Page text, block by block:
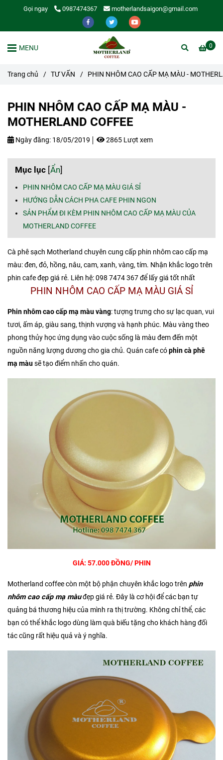
Gọi ngay 0987474367 motherlandsaigon@gmail.com
0
MENU
Trang chủ / TƯ VẤN / PHIN NHÔM CAO CẤP MẠ MÀU -
PHIN NHÔM CAO CẤP MẠ MÀU -
MOTHERLAND COFFEE
Ngày đăng: 18/05/2019 2865 Lượt xem
Mục lục [Ẩn]
PHIN NHÔM CAO CẤP MẠ MÀU GIÁ SỈ
HƯỚNG DẪN CÁCH PHA CAFE PHIN NGON
SẢN PHẨM ĐI KÈM PHIN NHÔM CAO CẤP MẠ MÀU CỦA
MOTHERLAND COFFEE
Cà phê sạch Motherland chuyên cung cấp phin nhôm cao cấp mạ
màu: đen, đỏ, hồng, nâu, cam, xanh, vàng, tím. Nhận khắc logo trên
phin cafe đẹp giá rẻ. Liên hệ: 098 7474 367 để lấy giá tốt nhất
PHIN NHÔM CAO CẤP MẠ MÀU GIÁ SỈ
Phin nhôm cao cấp mạ màu vàng: tượng trưng cho sự lạc quan, vui
tươi, ấm áp, giàu sang, thịnh vượng và hạnh phúc. Màu vàng theo
phong thủy học ứng dụng vào cuộc sống là màu đem đến một
nguồn năng lượng dương cho gia chủ. Quán cafe cóphincà phê
mạ màusẽ tạo điểm nhấn cho quán.
GIÁ: 57.000 ĐỒNG/ PHIN
Motherland coffee còn một bộ phận chuyên khắc logo trên phin
nhôm cao cấp mạ màuđẹp giá rẻ. Đây là cơ hội để các bạn tự
quảng bá thương hiệu của mình ra thị trường. Không chỉ thể, các
bạn có thể khắc logo dùng làm quà biếu tặng cho khách hàng đối
tác cũng rất hiệu quả và ý nghĩa.